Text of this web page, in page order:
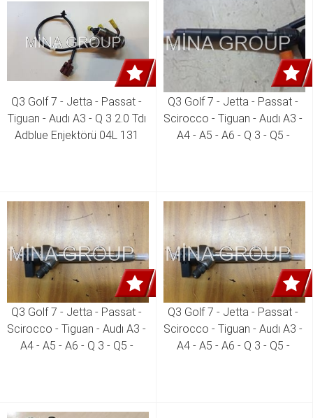
Manifoldu ( Komple )  04L
129 766 AH 04L 129 766 AQ
04L 129 711 D 04L 129 711
AB
03L 253 010 F
Q3 Golf 7 - Jetta - Passat -
Tiguan - Audı A3 - Q 3 2.0 Tdı
Adblue Enjektörü 04L 131
Q3 Golf 7 - Jetta - Passat -
Scirocco - Tiguan - Audı A3 -
A4 - A5 - A6 - Q 3 - Q5 -
D
Q3 Golf 7 - Jetta - Passat -
Scirocco - Tiguan - Audı A3 -
A4 - A5 - A6 - Q 3 - Q5 -
04L 130 277 AC
Q3 Golf 7 - Jetta - Passat -
Scirocco - Tiguan - Audı A3 -
A4 - A5 - A6 - Q 3 - Q5 -